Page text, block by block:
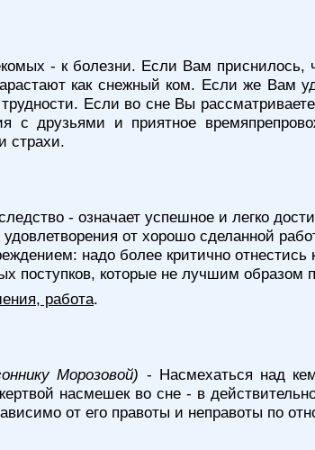
- к болезни. Если Вам приснилось,
как снежный ком. Если же Вам
Если во сне Вы
друзьями и приятное
страхи.
- означает успешное и легко
от хорошо сделанной
надо более критично отнестись
поступков, которые не лучшим образом
работа.
Морозовой) - Насмехаться над
насмешек во сне - в
от его правоты и неправоты по